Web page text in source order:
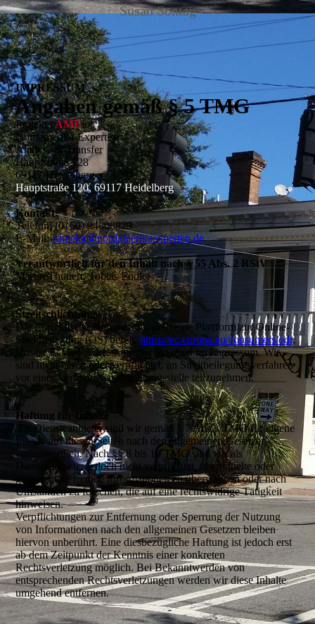
Susan Sontag
IMPRESSUM
Angaben gemäß § 5 TMG
Projekt cAMElot
Nordamerika-Expertise
Analyse & Transfer
Hauptstraße 128
69117 Heidelberg
Hauptstraße 120, 69117 Heidelberg
Kontakt:
Telefon:(0160) 94808829
E-Mail:camelot@nordamerikaexperten.de
Verantwortlich für den Inhalt nach § 55 Abs. 2 RStV
Martin Thunert, Tobias Endler
Streitschlichtung
Die Europäische Kommission stellt eine Plattform zur Online-
Streitbeilegung (OS) bereit:https://ec.europa.eu/consumers/odr.
Unsere E-Mail-Adresse finden Sie oben im Impressum. Wir
sind nicht bereit oder verpflichtet, an Streitbeilegungsverfahren
vor einer Verbraucherschlichtungsstelle teilzunehmen.
Haftung für Inhalte
Als Diensteanbieter sind wir gemäß § 7 Abs.1 TMG für eigene
Inhalte auf diesen Seiten nach den allgemeinen Gesetzen
verantwortlich. Nach §§ 8 bis 10 TMG sind wir als
Diensteanbieter jedoch nicht verpflichtet, übermittelte oder
gespeicherte fremde Informationen zu überwachen oder nach
Umständen zu forschen, die auf eine rechtswidrige Tätigkeit
hinweisen.
Verpflichtungen zur Entfernung oder Sperrung der Nutzung
von Informationen nach den allgemeinen Gesetzen bleiben
hiervon unberührt. Eine diesbezügliche Haftung ist jedoch erst
ab dem Zeitpunkt der Kenntnis einer konkreten
Rechtsverletzung möglich. Bei Bekanntwerden von
entsprechenden Rechtsverletzungen werden wir diese Inhalte
umgehend entfernen.